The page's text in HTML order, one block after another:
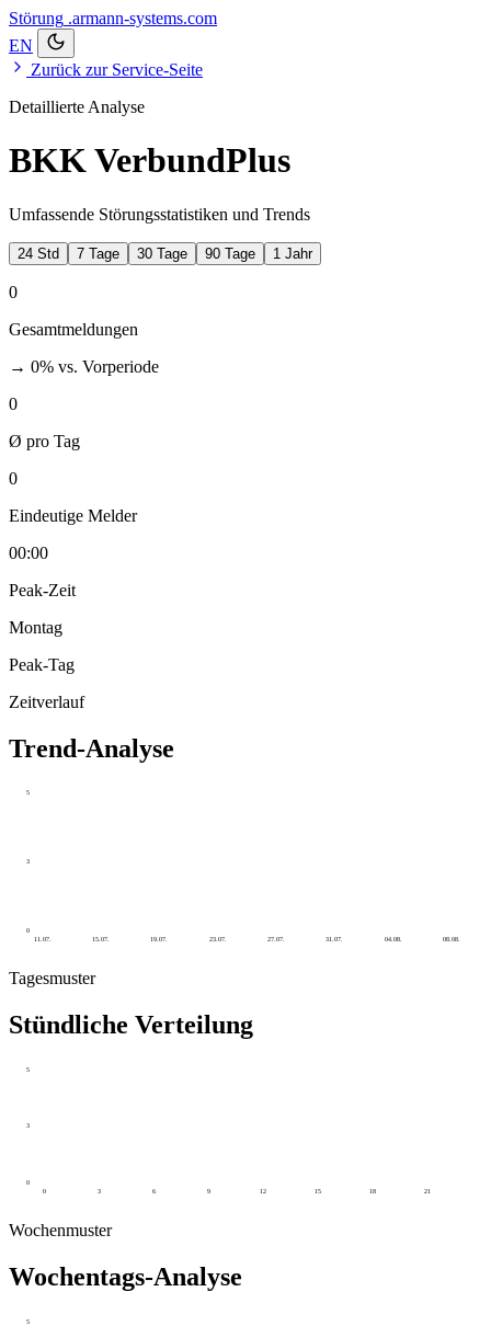
Störung .armann-systems.com
EN
Zurück zur Service-Seite
Detaillierte Analyse
BKK VerbundPlus
Umfassende Störungsstatistiken und Trends
24 Std 7 Tage 30 Tage 90 Tage 1 Jahr
0
Gesamtmeldungen
→ 0% vs. Vorperiode
0
Ø pro Tag
0
Eindeutige Melder
00:00
Peak-Zeit
Montag
Peak-Tag
Zeitverlauf
Trend-Analyse
0
3
5
11.07. 15.07. 19.07. 23.07. 27.07. 31.07. 04.08. 08.08.
Tagesmuster
Stündliche Verteilung
0
3
5
0 3 6 9 12 15 18 21
Wochenmuster
Wochentags-Analyse
5